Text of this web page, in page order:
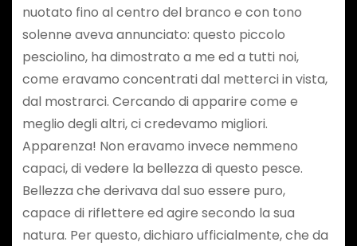
nuotato fino al centro del branco e con tono
solenne aveva annunciato: questo piccolo
pesciolino, ha dimostrato a me ed a tutti noi,
come eravamo concentrati dal metterci in vista,
dal mostrarci. Cercando di apparire come e
meglio degli altri, ci credevamo migliori.
Apparenza! Non eravamo invece nemmeno
capaci, di vedere la bellezza di questo pesce.
Bellezza che derivava dal suo essere puro,
capace di riflettere ed agire secondo la sua
natura. Per questo, dichiaro ufficialmente, che da